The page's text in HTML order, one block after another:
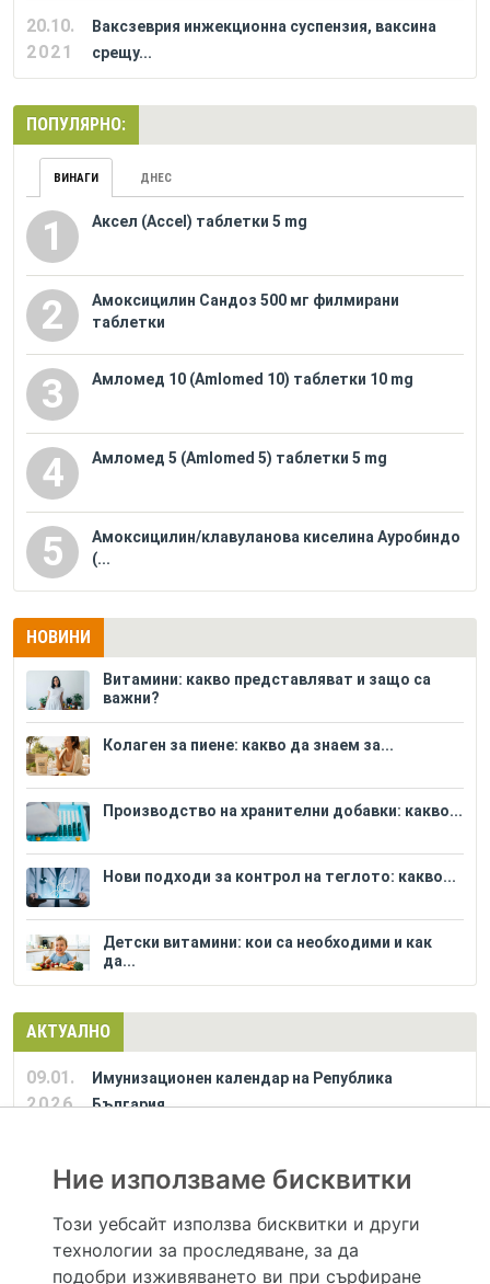
20.10.
2021
Ваксзеврия инжекционна суспензия, ваксина
срещу...
ПОПУЛЯРНО:
ВИНАГИ ДНЕС
1 Аксел (Accel) таблетки 5 mg
2
Амоксицилин Сандоз 500 мг филмирани
таблетки
3 Амломед 10 (Amlomed 10) таблетки 10 mg
4 Амломед 5 (Amlomed 5) таблетки 5 mg
5
Амоксицилин/клавуланова киселина Ауробиндо
(...
НОВИНИ
Витамини: какво представляват и защо са
важни?
Колаген за пиене: какво да знаем за...
Производство на хранителни добавки: какво...
Нови подходи за контрол на теглото: какво...
Детски витамини: кои са необходими и как
да...
АКТУАЛНО
09.01.
2026
Имунизационен календар на Република
България
Hapche.bg НЕ е медицински, зравен или сроден специалист и НЕ дава медицински
консултации и здравни съвети. Hapche.bg НЕ се явява медицинска услуга и НЕ
осигурява диагноза и лечение. Hapche.bg НЕ препоръчва медицински и други здравни и
Ние използваме бисквитки
Този уебсайт използва бисквитки и други
технологии за проследяване, за да
подобри изживяването ви при сърфиране